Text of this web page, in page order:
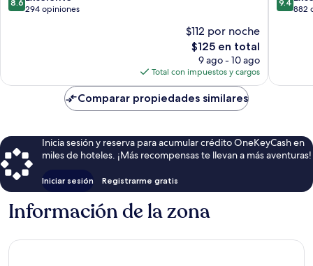
de
8.6
294 opiniones
$112 por noche
El
precio
actual
es
de
$125
$125 en total
9 ago - 10 ago
Total con impuestos y cargos
River
de
9.4
882
Comparar propiedades similares
Inicia sesión y reserva para acumular crédito OneKeyCash en
miles de hoteles. ¡Más recompensas te llevan a más aventuras!
Iniciar sesión Registrarme gratis
Información de la zona